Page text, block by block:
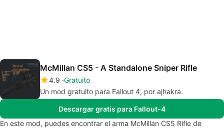
McMillan CS5 - A Standalone Sniper Rifle
4.9 Gratuito
Un mod gratuito para Fallout 4, por ajhakra.
Descargar gratis para Fallout-4
En este mod, puedes encontrar el arma McMillan CS5 Rifle de